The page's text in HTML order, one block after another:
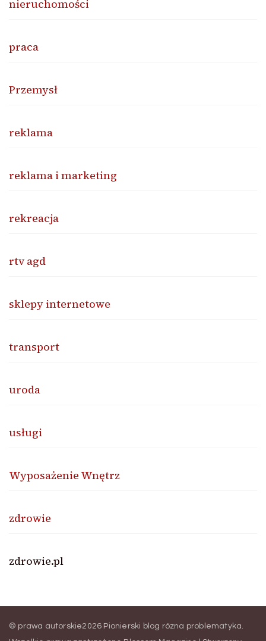
nieruchomości
praca
Przemysł
reklama
reklama i marketing
rekreacja
rtv agd
sklepy internetowe
transport
uroda
usługi
Wyposażenie Wnętrz
zdrowie
zdrowie.pl
© prawa autorskie2026 Pionierski blog rózna problematyka.